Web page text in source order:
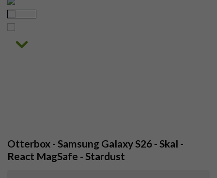
Otterbox - Samsung Galaxy S26 - Skal -
React MagSafe - Stardust